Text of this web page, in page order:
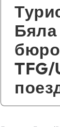
Бяла
бюро
TFG/